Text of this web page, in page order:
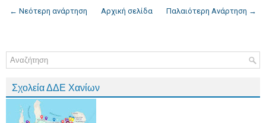
← Νεότερη ανάρτηση Παλαιότερη Ανάρτηση →
Αρχική σελίδα
Σχολεία ΔΔΕ Χανίων